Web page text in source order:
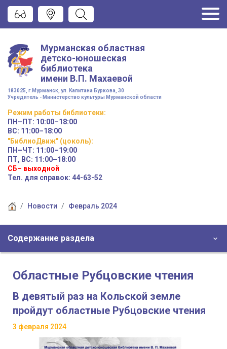
Мурманская областная
детско-юношеская
библиотека
имени В.П. Махаевой
183025, г.Мурманск, ул. Капитана Буркова, 30
Учредитель - Министерство культуры Мурманской области
Режим работы библиотеки:
ПН–ПТ: 10:00–18:00
ВС: 11:00–18:00
"БиблиоДвиж" (цоколь):
ПН–ЧТ: 11:00–19:00
ПТ, ВС: 11:00–18:00
СБ– выходной
Тел. для справок: 44-63-52
Новости Февраль 2024
Содержание раздела
Областные Рубцовские чтения
В девятый раз на Кольской земле
пройдут областные Рубцовские чтения
3 февраля 2024